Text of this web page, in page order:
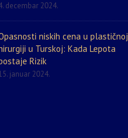
decembar 2024.
niskih cena u plastičnoj
u Turskoj: Kada Lepota
Rizik
januar 2024.